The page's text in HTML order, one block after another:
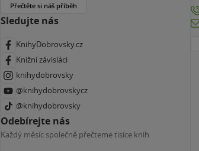
Přečtěte si náš příběh
Sledujte nás
KnihyDobrovsky.cz
Knižní závisláci
knihydobrovsky
@knihydobrovskycz
@knihydobrovsky
Odebírejte nás
Každý měsíc společně přečteme tisíce knih